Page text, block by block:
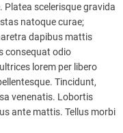
scelerisque gravida
natoque curae;
dapibus mattis
consequat odio
lorem per libero
Tincidunt,
venenatis. Lobortis
ante mattis. Tellus morbi